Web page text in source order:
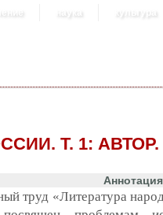
наука культура
Т. 1: АВТОР.
Аннотация
труд «Литература